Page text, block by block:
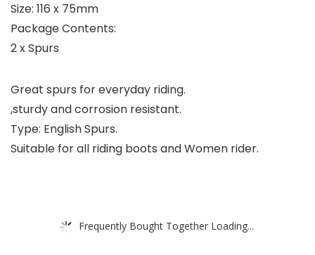
Size: 116 x 75mm
Package Contents:
2 x Spurs
Great spurs for everyday riding.
,sturdy and corrosion resistant.
Type: English Spurs.
Suitable for all riding boots and Women rider.
Frequently Bought Together Loading...